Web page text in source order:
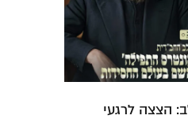
נשיאנו